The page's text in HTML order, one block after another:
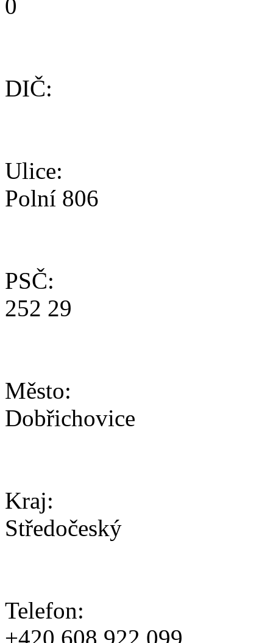
0
DIČ:
Ulice:
Polní 806
PSČ:
252 29
Město:
Dobřichovice
Kraj:
Středočeský
Telefon: